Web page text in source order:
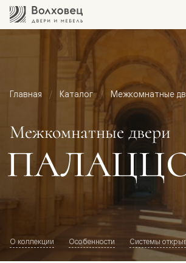
Главная Каталог Межкомнатные
Межкомнатные двери
О коллекции Особенности Системы